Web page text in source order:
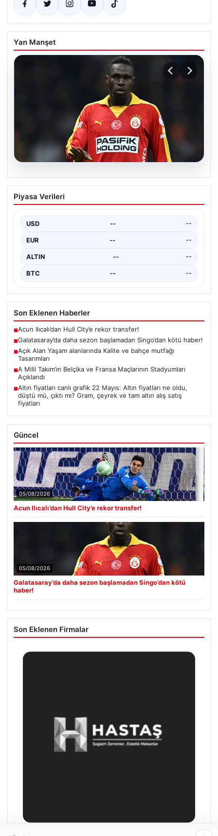
Yan Manşet
Galatasaray’da daha sezon başlamadan
Singo’dan kötü haber!
Başlangıç: Singo’nun Durumu Belirsizliğini Koruyor”,
“content”: “…
Piyasa Verileri
USD -- --
EUR -- --
ALTIN -- --
BTC -- --
Son Eklenen Haberler
■Acun Ilıcalı’dan Hull City’e rekor transfer!
■Galatasaray’da daha sezon başlamadan Singo’dan kötü haber!
■Açık Alan Yaşam alanlarında Kalite ve bahçe mutfağı
Tasarımları
■A Milli Takım’ın Belçika ve Fransa Maçlarının Stadyumları
Açıklandı
■Altın fiyatları canlı grafik 22 Mayıs: Altın fiyatları ne oldu,
düştü mü, çıktı mı? Gram, çeyrek ve tam altın alış satış
fiyatları
Güncel
05/08/2026
Acun Ilıcalı’dan Hull City’e rekor transfer!
05/08/2026
Galatasaray’da daha sezon başlamadan Singo’dan kötü
haber!
Son Eklenen Firmalar